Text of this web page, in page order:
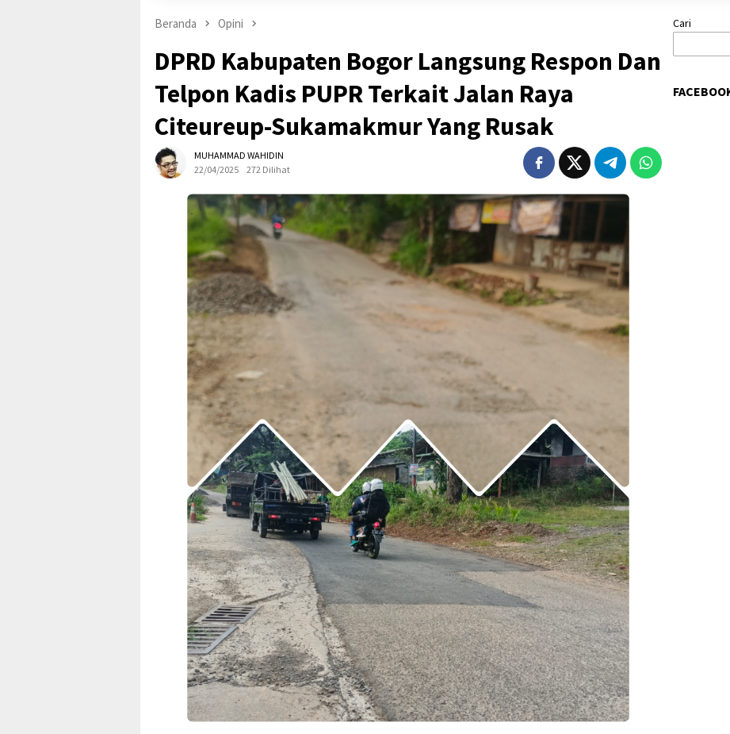
Beranda Opini
DPRD Kabupaten Bogor Langsung Respon Dan
Telpon Kadis PUPR Terkait Jalan Raya
Citeureup-Sukamakmur Yang Rusak
MUHAMMAD WAHIDIN
22/04/2025
272 Dilihat
Cari